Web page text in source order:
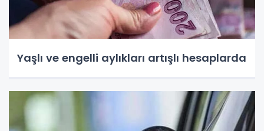
Yaşlı ve engelli aylıkları artışlı hesaplarda